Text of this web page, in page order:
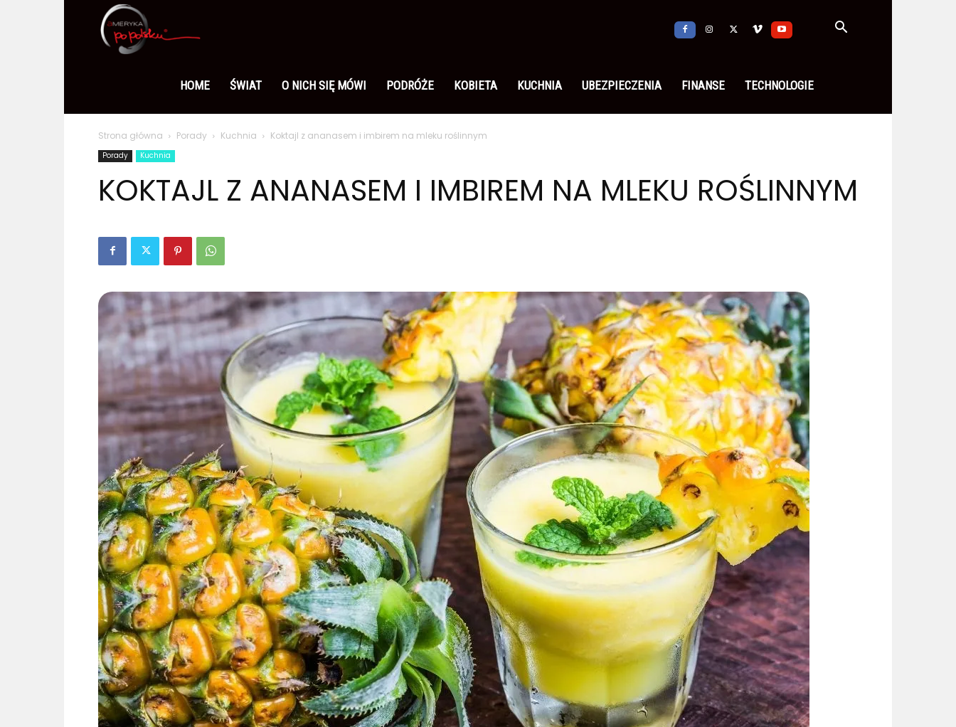
po
polsku
HOME ŚWIAT O NICH SIĘ MÓWI PODRÓŻE KOBIETA KUCHNIA UBEZPIECZENIA FINANSE TECHNOLOGIE
Strona główna Porady Kuchnia Koktajl z ananasem i imbirem na mleku roślinnym
Porady Kuchnia
KOKTAJL Z ANANASEM I IMBIREM NA MLEKU ROŚLINNYM